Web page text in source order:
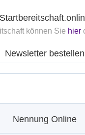
können Sie hier
Newsletter bestellen
Nennung Online